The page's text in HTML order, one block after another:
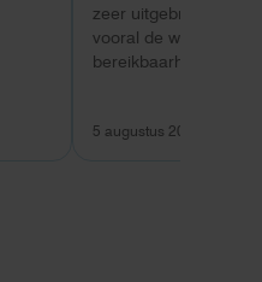
zeer uitgebreide
vooral de waanzinnig
bereikbaarheid en
5 augustus 2026